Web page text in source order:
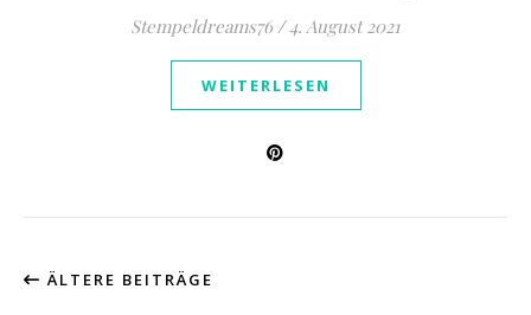
Stempeldreams76 / 4. August 2021
WEITERLESEN
ÄLTERE BEITRÄGE